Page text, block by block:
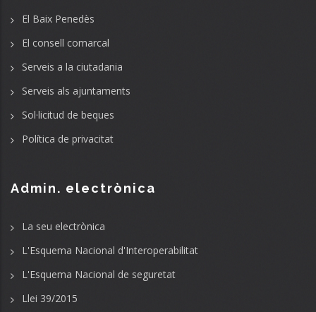
El Baix Penedès
El consell comarcal
Serveis a la ciutadania
Serveis als ajuntaments
Sol·licitud de beques
Política de privacitat
Admin. electrònica
La seu electrònica
L'Esquema Nacional d'Interoperabilitat
L'Esquema Nacional de seguretat
Llei 39/2015